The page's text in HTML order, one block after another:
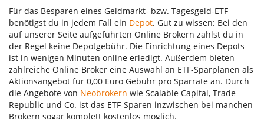
Für das Besparen eines Geldmarkt- bzw. Tagesgeld-ETF
benötigst du in jedem Fall ein Depot. Gut zu wissen: Bei den
auf unserer Seite aufgeführten Online Brokern zahlst du in
der Regel keine Depotgebühr. Die Einrichtung eines Depots
ist in wenigen Minuten online erledigt. Außerdem bieten
zahlreiche Online Broker eine Auswahl an ETF-Sparplänen als
Aktionsangebot für 0,00 Euro Gebühr pro Sparrate an. Durch
die Angebote von Neobrokern wie Scalable Capital, Trade
Republic und Co. ist das ETF-Sparen inzwischen bei manchen
Brokern sogar komplett kostenlos möglich.